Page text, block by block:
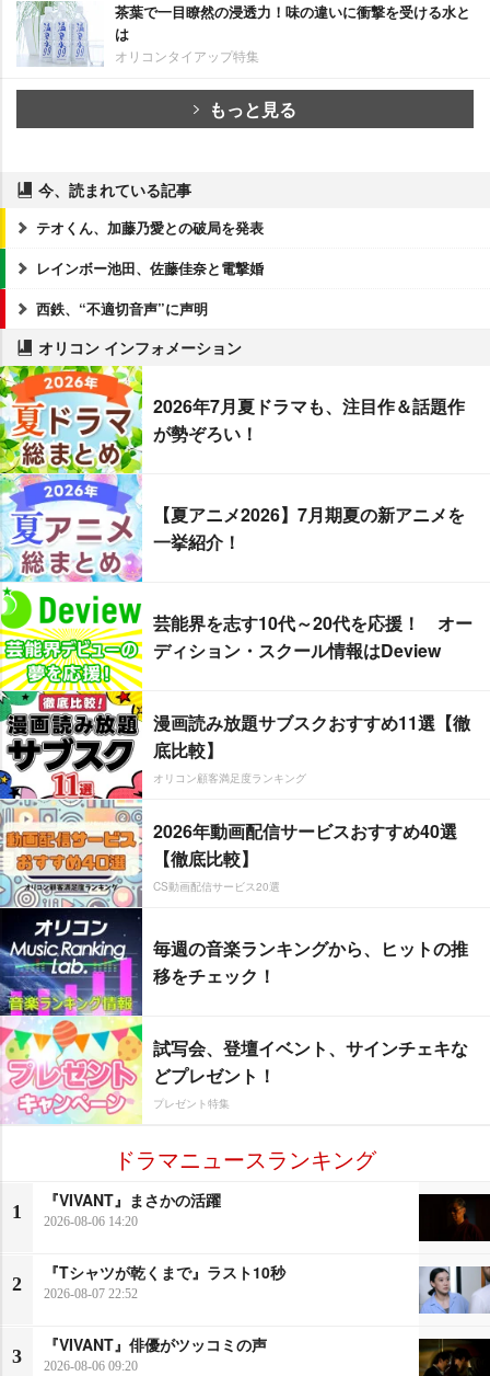
茶葉で一目瞭然の浸透力！味の違いに衝撃を受ける水と
は
オリコンタイアップ特集
もっと見る
今、読まれている記事
テオくん、加藤乃愛との破局を発表
レインボー池田、佐藤佳奈と電撃婚
西鉄、“不適切音声”に声明
オリコン インフォメーション
2026年7月夏ドラマも、注目作＆話題作
が勢ぞろい！
【夏アニメ2026】7月期夏の新アニメを
一挙紹介！
芸能界を志す10代～20代を応援！ オー
ディション・スクール情報はDeview
漫画読み放題サブスクおすすめ11選【徹
底比較】
オリコン顧客満足度ランキング
2026年動画配信サービスおすすめ40選
【徹底比較】
CS動画配信サービス20選
毎週の音楽ランキングから、ヒットの推
移をチェック！
試写会、登壇イベント、サインチェキな
どプレゼント！
プレゼント特集
ドラマニュースランキング
1
『VIVANT』まさかの活躍
2026-08-06 14:20
2
『Tシャツが乾くまで』ラスト10秒
2026-08-07 22:52
3
『VIVANT』俳優がツッコミの声
2026-08-06 09:20